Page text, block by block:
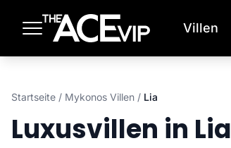
Villen
Startseite / Mykonos Villen / Lia
Luxusvillen in Lia